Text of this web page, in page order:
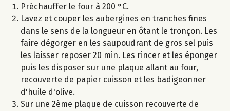
Préchauffer le four à 200 °C.
Lavez et couper les aubergines en tranches fines
dans le sens de la longueur en ôtant le tronçon. Les
faire dégorger en les saupoudrant de gros sel puis
les laisser reposer 20 min. Les rincer et les éponger
puis les disposer sur une plaque allant au four,
recouverte de papier cuisson et les badigeonner
d'huile d'olive.
Sur une 2ème plaque de cuisson recouverte de